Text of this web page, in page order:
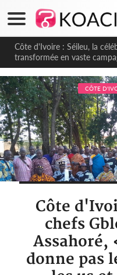
Côte d'Ivoire : Séileu, la
transformée en vaste
dépigmentants dangereux
CÔTE
Côte
chefs
Assahoré,
donne pas